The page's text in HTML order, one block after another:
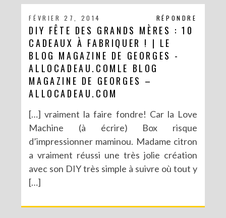
RÉPONDRE
FÉVRIER 27, 2014
DIY FÊTE DES GRANDS MÈRES : 10
CADEAUX À FABRIQUER ! | LE
BLOG MAGAZINE DE GEORGES -
ALLOCADEAU.COMLE BLOG
MAGAZINE DE GEORGES –
ALLOCADEAU.COM
[…] vraiment la faire fondre! Car la Love
Machine (à écrire) Box risque
d’impressionner maminou. Madame citron
a vraiment réussi une très jolie création
avec son DIY très simple à suivre où tout y
[…]